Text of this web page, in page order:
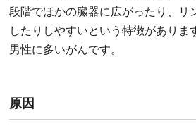
段階でほかの臓器に広がったり、リ
したりしやすいという特徴がありま
男性に多いがんです。
原因